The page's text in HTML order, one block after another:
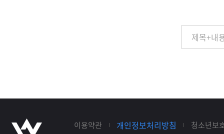
이용약관 개인정보처리방침 청소년보